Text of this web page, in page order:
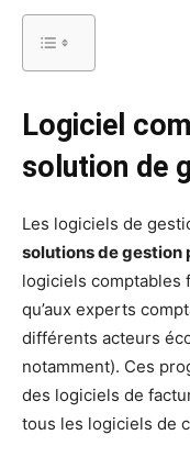
Logiciel
solution de
Les logiciels de
solutions de gestion
logiciels comptables
qu’aux experts
différents acteurs
notamment). Ces
des logiciels de
tous les logiciels de